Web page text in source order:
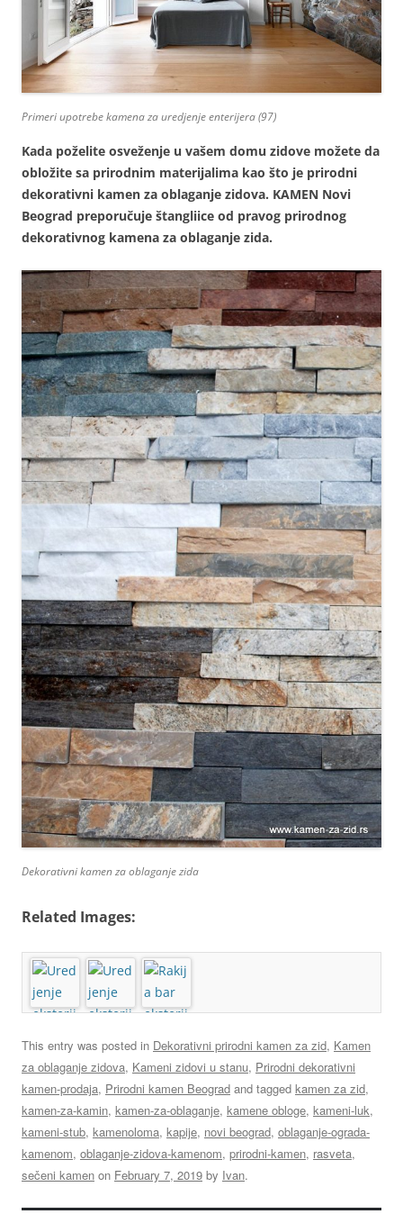
Primeri upotrebe kamena za uredjenje enterijera (97)
Kada poželite osveženje u vašem domu zidove možete da
obložite sa prirodnim materijalima kao što je prirodni
dekorativni kamen za oblaganje zidova. KAMEN Novi
Beograd preporučuje štangliice od pravog prirodnog
dekorativnog kamena za oblaganje zida.
Dekorativni kamen za oblaganje zida
Related Images:
This entry was posted in Dekorativni prirodni kamen za zid, Kamen
za oblaganje zidova, Kameni zidovi u stanu, Prirodni dekorativni
kamen-prodaja, Prirodni kamen Beograd and tagged kamen za zid,
kamen-za-kamin, kamen-za-oblaganje, kamene obloge, kameni-luk,
kameni-stub, kamenoloma, kapije, novi beograd, oblaganje-ograda-
kamenom, oblaganje-zidova-kamenom, prirodni-kamen, rasveta,
sečeni kamen on February 7, 2019 by Ivan.